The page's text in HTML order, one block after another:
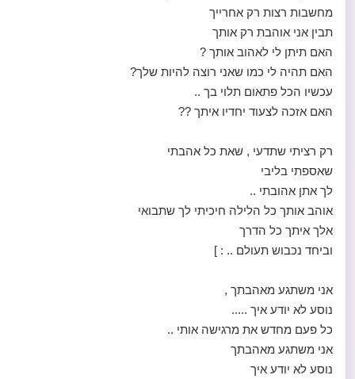
מחשבות רצות רק אחרייך
תבין אני אוהבת רק אותך
האם תיתן לי לאהוב אותך ?
האם תהיה לי כמו שאני רוצה להיות שלך?
עכשיו הכל פתאום תלוי בך ..
האם אזכה לצעוד יחדיו איתך ??
רק רציתי שתדעי , שאת כל אהבתי
שאספתי בליבי
לך אתן אהובתי ..
אוהב אותך כל הלילה חיכיתי לך שתבואי
אלך איתך כל הדרך
וביחד נכבוש תעולם .. : ]
אני משתגע מאהבתך ,
נוסע לא יודע איך .....
כל פעם מחדש את מרגישה אותי ..
אני משתגע מאהבתך
נוסע לא יודע איך